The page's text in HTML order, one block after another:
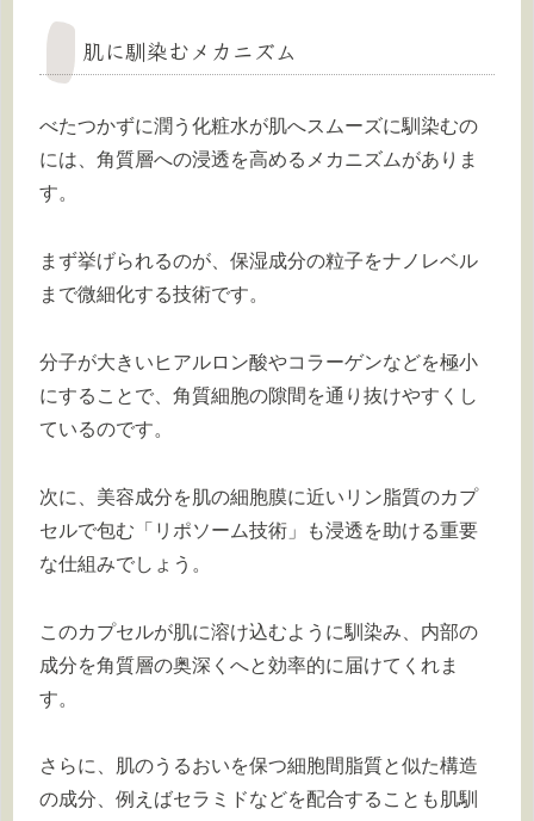
肌に馴染むメカニズム
べたつかずに潤う化粧水が肌へスムーズに馴染むの
には、角質層への浸透を高めるメカニズムがありま
す。
まず挙げられるのが、保湿成分の粒子をナノレベル
まで微細化する技術です。
分子が大きいヒアルロン酸やコラーゲンなどを極小
にすることで、角質細胞の隙間を通り抜けやすくし
ているのです。
次に、美容成分を肌の細胞膜に近いリン脂質のカプ
セルで包む「リポソーム技術」も浸透を助ける重要
な仕組みでしょう。
このカプセルが肌に溶け込むように馴染み、内部の
成分を角質層の奥深くへと効率的に届けてくれま
す。
さらに、肌のうるおいを保つ細胞間脂質と似た構造
の成分、例えばセラミドなどを配合することも肌馴